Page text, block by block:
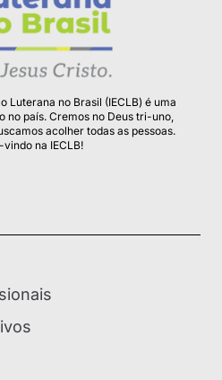
Luterana no Brasil (IECLB) é uma
no país. Cremos no Deus tri-uno,
acolher todas as pessoas.
na IECLB!